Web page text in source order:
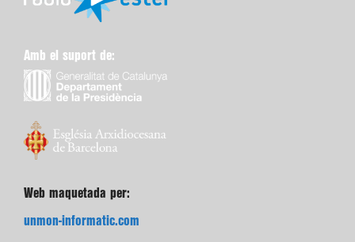
Amb el suport de:
Web maquetada per:
unmon-informatic.com